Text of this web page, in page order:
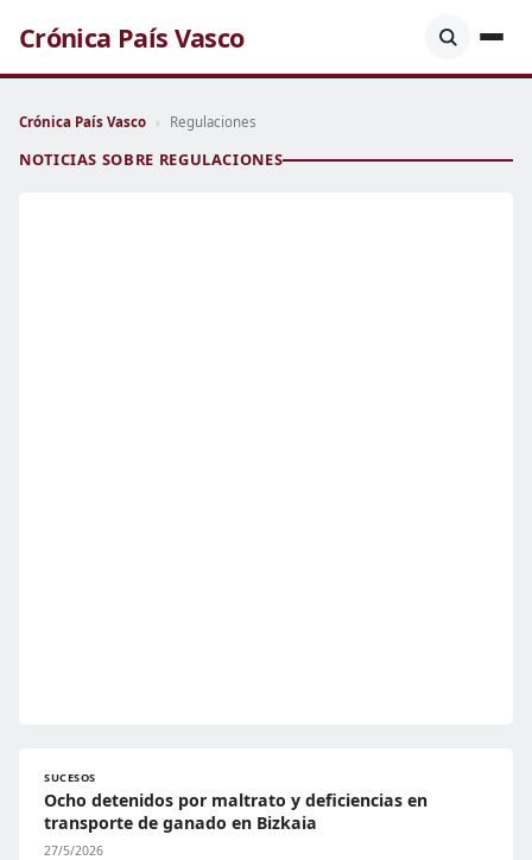
Crónica País Vasco
Crónica País Vasco › Regulaciones
NOTICIAS SOBRE REGULACIONES
SUCESOS
Ocho detenidos por maltrato y deficiencias en
transporte de ganado en Bizkaia
27/5/2026